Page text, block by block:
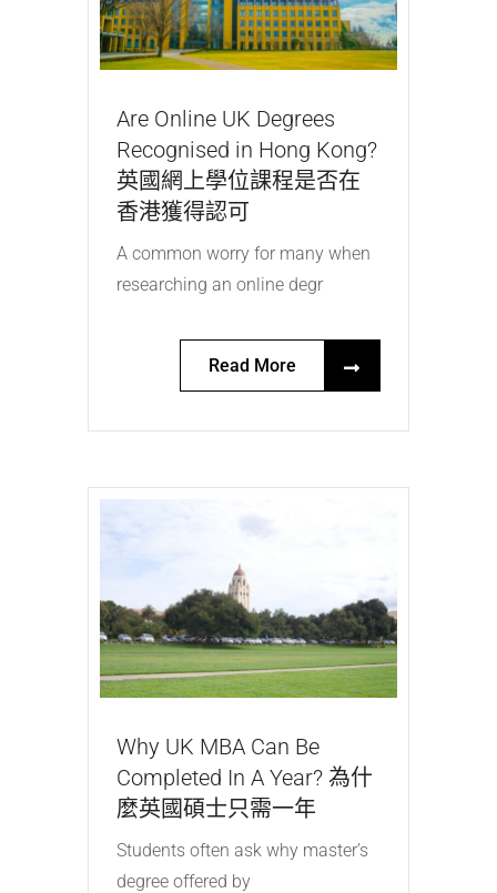
Are Online UK Degrees
Recognised in Hong Kong?
英國網上學位課程是否在
香港獲得認可
A common worry for many when
researching an online degr
Read More
Why UK MBA Can Be
Completed In A Year? 為什
麼英國碩士只需一年
Students often ask why master’s
degree offered by